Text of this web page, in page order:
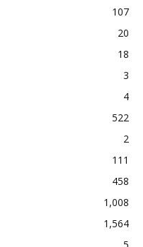
107
20
18
3
4
522
2
111
458
1,008
1,564